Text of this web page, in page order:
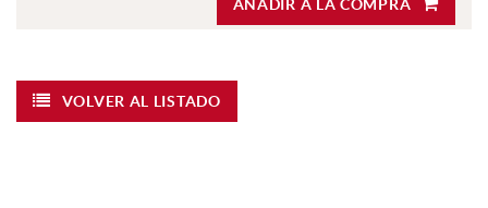
AÑADIR A LA COMPRA
VOLVER AL LISTADO